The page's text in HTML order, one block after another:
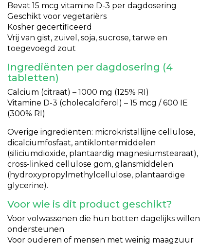
Bevat 15 mcg vitamine D-3 per dagdosering
Geschikt voor vegetariërs
Kosher gecertificeerd
Vrij van gist, zuivel, soja, sucrose, tarwe en
toegevoegd zout
Ingrediënten per dagdosering (4
tabletten)
Calcium (citraat) – 1000 mg (125% RI)
Vitamine D-3 (cholecalciferol) – 15 mcg / 600 IE
(300% RI)
Overige ingrediënten: microkristallijne cellulose,
dicalciumfosfaat, antiklontermiddelen
(siliciumdioxide, plantaardig magnesiumstearaat),
cross-linked cellulose gom, glansmiddelen
(hydroxypropylmethylcellulose, plantaardige
glycerine).
Voor wie is dit product geschikt?
Voor volwassenen die hun botten dagelijks willen
ondersteunen
Voor ouderen of mensen met weinig maagzuur